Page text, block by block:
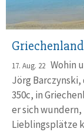
17. Aug. 22 Wohin
Jörg
350c, in
er sich
Lieblings­plätze